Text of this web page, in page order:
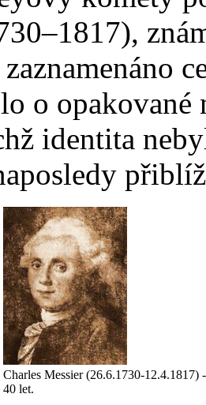
o
identita
Charles Messier (26.6.1730-
40 let.